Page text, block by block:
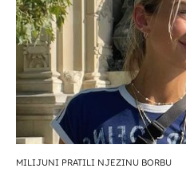
MILIJUNI PRATILI NJEZINU BORBU